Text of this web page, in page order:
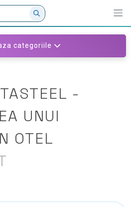
categoriile
-
UNUI
OTEL